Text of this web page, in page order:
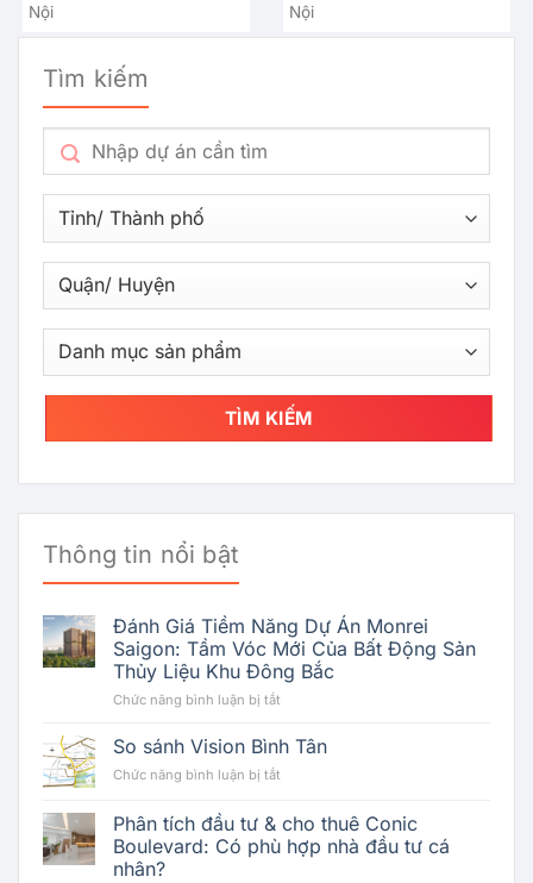
Nội
Nội
Tìm kiếm
TÌM KIẾM
Thông tin nổi bật
Đánh Giá Tiềm Năng Dự Án Monrei
Saigon: Tầm Vóc Mới Của Bất Động Sản
Thủy Liệu Khu Đông Bắc
Chức năng bình luận bị tắt
Giá
Tiềm
Năng
Án
Monrei
Saigon:
So sánh Vision Bình Tân
Chức năng bình luận bị tắt
sánh
Vision
Bình
Phân tích đầu tư & cho thuê Conic
Boulevard: Có phù hợp nhà đầu tư cá
nhân?